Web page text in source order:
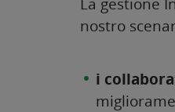
nostro
i